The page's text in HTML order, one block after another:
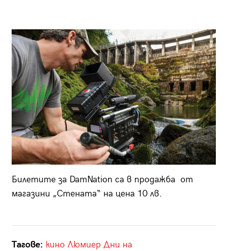
Билетите за DamNation са в продажба от
магазини „Стената“ на цена 10 лв.
Тагове: кино Люмиер Дни на